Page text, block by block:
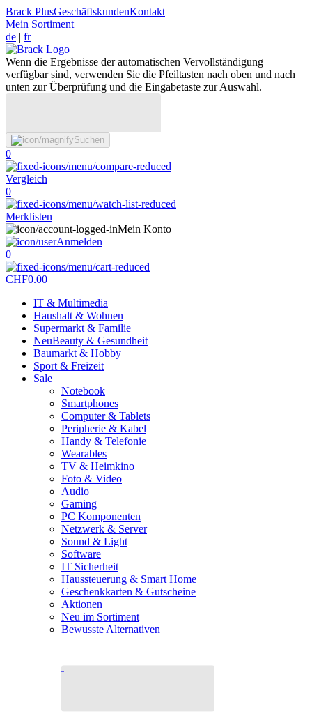
Brack PlusGeschäftskundenKontakt
Mein Sortiment
de | fr
Wenn die Ergebnisse der automatischen Vervollständigung
verfügbar sind, verwenden Sie die Pfeiltasten nach oben und nach
unten zur Überprüfung und die Eingabetaste zur Auswahl.
Suchen
0
Vergleich
0
Merklisten
Mein Konto
Anmelden
0
CHF0.00
IT & Multimedia
Haushalt & Wohnen
Supermarkt & Familie
NeuBeauty & Gesundheit
Baumarkt & Hobby
Sport & Freizeit
Sale
Notebook
Smartphones
Computer & Tablets
Peripherie & Kabel
Handy & Telefonie
Wearables
TV & Heimkino
Foto & Video
Audio
Gaming
PC Komponenten
Netzwerk & Server
Sound & Light
Software
IT Sicherheit
Haussteuerung & Smart Home
Geschenkkarten & Gutscheine
Aktionen
Neu im Sortiment
Bewusste Alternativen